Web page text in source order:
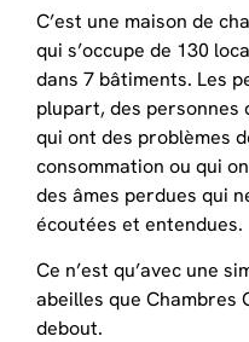
C’est une maison de
qui s’occupe de 130
dans 7 bâtiments. Les
plupart, des personnes
qui ont des problèmes
consommation ou qui
des âmes perdues qui
écoutées et entendues.
Ce n’est qu’avec une
abeilles que Chambres
debout.